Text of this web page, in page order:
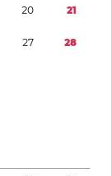
20 21
27 28